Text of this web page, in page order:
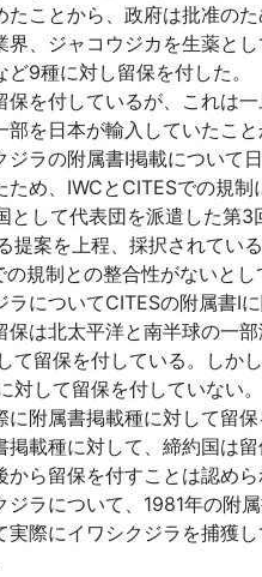
ことから、政府は批准の
、ジャコウジカを生薬と
9種に対し留保を付した。
を付しているが、これは
を日本が輸入していたこ
ラの附属書Ⅰ掲載につい
め、IWCとCITESでの規
して代表団を派遣した第
提案を上程、採択されて
規制との整合性がないと
についてCITESの附属書Ⅰ
は北太平洋と南半球の一
て留保を付している。し
対して留保を付していない。
附属書掲載種に対して留
載種に対して、締約国は
ら留保を付すことは認め
ラについて、1981年の附
際にイワシクジラを捕獲